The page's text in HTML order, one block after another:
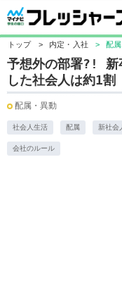
トップ > 内定・入社 > 配
予想外の部署?! 新
した社会人は約1割
配属・異動
社会人生活 配属 新社会
会社のルール